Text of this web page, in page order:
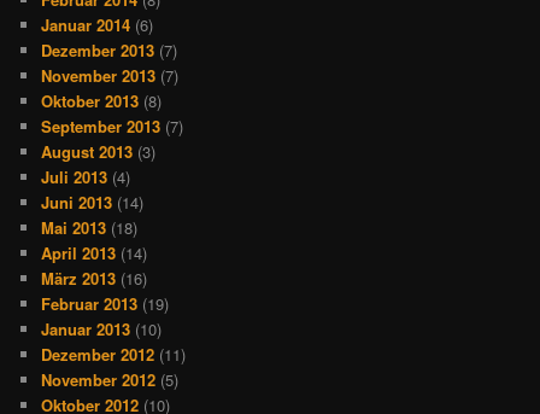
Januar 2014 (6)
Dezember 2013 (7)
November 2013 (7)
Oktober 2013 (8)
September 2013 (7)
August 2013 (3)
Juli 2013 (4)
Juni 2013 (14)
Mai 2013 (18)
April 2013 (14)
März 2013 (16)
Februar 2013 (19)
Januar 2013 (10)
Dezember 2012 (11)
November 2012 (5)
Oktober 2012 (10)